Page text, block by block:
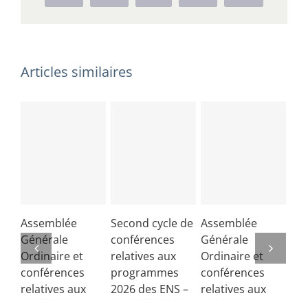
d’histoire
Articles similaires
Assemblée
Générale
Ordinaire et
conférences
relatives aux
Second cycle de
conférences
relatives aux
programmes
2026 des ENS –
Assemblée
Générale
Ordinaire et
conférences
relatives aux